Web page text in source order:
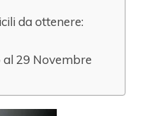
da ottenere:
al 29 Novembre